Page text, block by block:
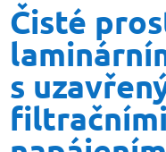
Čisté
s